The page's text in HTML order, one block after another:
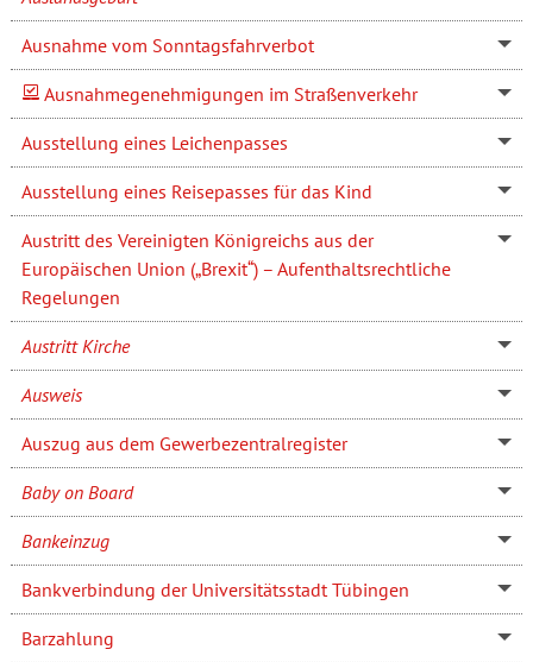
Ausnahme vom Sonntagsfahrverbot
Ausnahmegenehmigungen im Straßenverkehr
Ausstellung eines Leichenpasses
Ausstellung eines Reisepasses für das Kind
Austritt des Vereinigten Königreichs aus der
Europäischen Union („Brexit“) – Aufenthaltsrechtliche
Regelungen
Austritt Kirche
Ausweis
Auszug aus dem Gewerbezentralregister
Baby on Board
Bankeinzug
Bankverbindung der Universitätsstadt Tübingen
Barzahlung